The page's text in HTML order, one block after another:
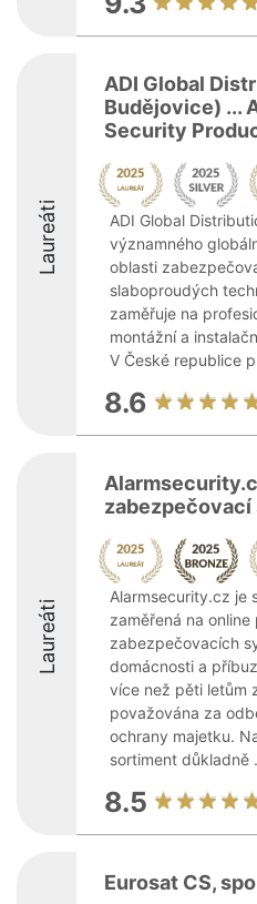
Laureáti
ADI Global
Budějovice) ...
Security
ADI Global
významného
oblasti
slaboproudých
zaměřuje na
montážní a
V České republice
8.6
Laureáti
Alarmsecurity.cz je
zaměřená na online
zabezpečovacích
domácnosti a
více než pěti letům
považována za
ochrany majetku.
sortiment důkladně
8.5
Eurosat CS,